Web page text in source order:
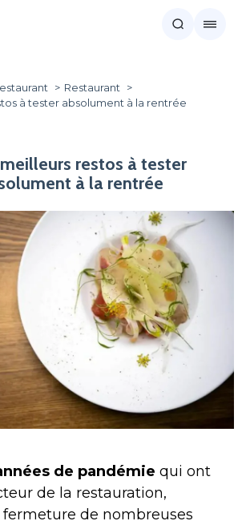
Restaurant
à tester absolument à la rentrée
restos à tester
à la rentrée
de pandémie qui ont
de la restauration,
de nombreuses